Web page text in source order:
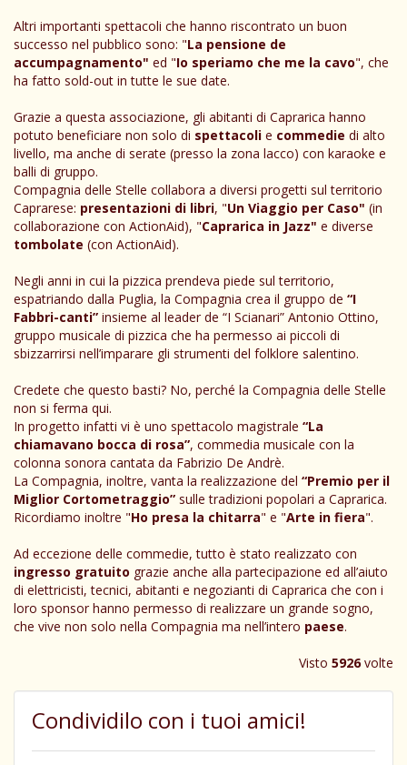
Altri importanti spettacoli che hanno riscontrato un buon
successo nel pubblico sono: "La pensione de
accumpagnamento" ed "Io speriamo che me la cavo", che
ha fatto sold-out in tutte le sue date.
Grazie a questa associazione, gli abitanti di Caprarica hanno
potuto beneficiare non solo di spettacoli e commedie di alto
livello, ma anche di serate (presso la zona lacco) con karaoke e
balli di gruppo.
Compagnia delle Stelle collabora a diversi progetti sul territorio
Caprarese: presentazioni di libri, "Un Viaggio per Caso" (in
collaborazione con ActionAid), "Caprarica in Jazz" e diverse
tombolate (con ActionAid).
Negli anni in cui la pizzica prendeva piede sul territorio,
espatriando dalla Puglia, la Compagnia crea il gruppo de “I
Fabbri-canti” insieme al leader de “I Scianari” Antonio Ottino,
gruppo musicale di pizzica che ha permesso ai piccoli di
sbizzarrirsi nell’imparare gli strumenti del folklore salentino.
Credete che questo basti? No, perché la Compagnia delle Stelle
non si ferma qui.
In progetto infatti vi è uno spettacolo magistrale “La
chiamavano bocca di rosa”, commedia musicale con la
colonna sonora cantata da Fabrizio De Andrè.
La Compagnia, inoltre, vanta la realizzazione del “Premio per il
Miglior Cortometraggio” sulle tradizioni popolari a Caprarica.
Ricordiamo inoltre "Ho presa la chitarra" e "Arte in fiera".
Ad eccezione delle commedie, tutto è stato realizzato con
ingresso gratuito grazie anche alla partecipazione ed all’aiuto
di elettricisti, tecnici, abitanti e negozianti di Caprarica che con i
loro sponsor hanno permesso di realizzare un grande sogno,
che vive non solo nella Compagnia ma nell’intero paese.
Visto 5926volte
Condividilo con i tuoi amici!